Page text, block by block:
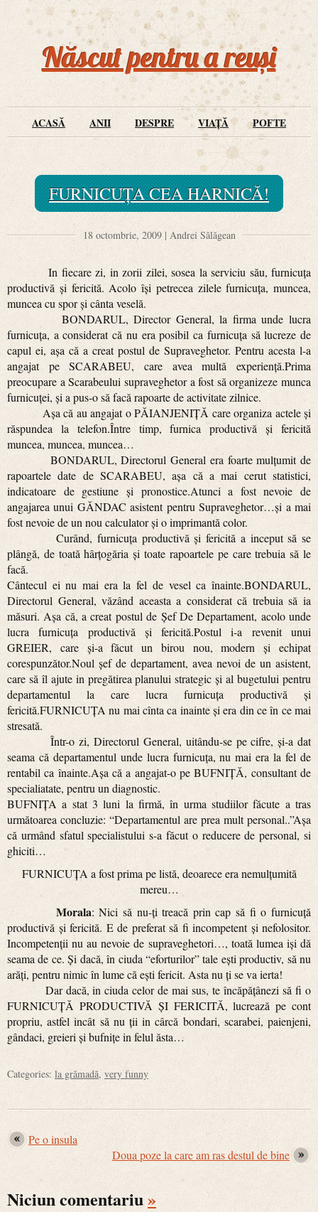
Născut pentru a reuși
ACASĂ ANII DESPRE VIAȚĂ POFTE
FURNICUŢA CEA HARNICĂ!
18 octombrie, 2009 | Andrei Sălăgean
In fiecare zi, in zorii zilei, sosea la serviciu său, furnicuţa
productivă şi fericită. Acolo îşi petrecea zilele furnicuţa, muncea,
muncea cu spor şi cânta veselă.
BONDARUL, Director General, la firma unde lucra
furnicuţa, a considerat că nu era posibil ca furnicuţa să lucreze de
capul ei, aşa că a creat postul de Supraveghetor. Pentru acesta l-a
angajat pe SCARABEU, care avea multă experienţă.Prima
preocupare a Scarabeului supraveghetor a fost să organizeze munca
furnicuţei, şi a pus-o să facă rapoarte de activitate zilnice.
Aşa că au angajat o PĂIANJENIŢĂ care organiza actele şi
răspundea la telefon.Între timp, furnica productivă şi fericită
muncea, muncea, muncea…
BONDARUL, Directorul General era foarte mulţumit de
rapoartele date de SCARABEU, aşa că a mai cerut statistici,
indicatoare de gestiune şi pronostice.Atunci a fost nevoie de
angajarea unui GĂNDAC asistent pentru Supraveghetor…şi a mai
fost nevoie de un nou calculator şi o imprimantă color.
Curând, furnicuţa productivă şi fericită a inceput să se
plângă, de toată hârţogăria şi toate rapoartele pe care trebuia să le
facă.
Cântecul ei nu mai era la fel de vesel ca înainte.BONDARUL,
Directorul General, văzând aceasta a considerat că trebuia să ia
măsuri. Aşa că, a creat postul de Şef De Departament, acolo unde
lucra furnicuţa productivă şi fericită.Postul i-a revenit unui
GREIER, care şi-a făcut un birou nou, modern şi echipat
corespunzător.Noul şef de departament, avea nevoi de un asistent,
care să îl ajute in pregătirea planului strategic şi al bugetului pentru
departamentul la care lucra furnicuţa productivă şi
fericită.FURNICUŢA nu mai cînta ca inainte şi era din ce în ce mai
stresată.
Într-o zi, Directorul General, uitându-se pe cifre, şi-a dat
seama că departamentul unde lucra furnicuţa, nu mai era la fel de
rentabil ca înainte.Aşa că a angajat-o pe BUFNIŢĂ, consultant de
specialiatate, pentru un diagnostic.
BUFNIŢA a stat 3 luni la firmă, în urma studiilor făcute a tras
următoarea concluzie: “Departamentul are prea mult personal..”Aşa
că urmând sfatul specialistului s-a făcut o reducere de personal, si
ghiciti…
FURNICUŢA a fost prima pe listă, deoarece era nemulţumită
mereu…
Morala: Nici să nu-ţi treacă prin cap să fi o furnicuţă
productivă şi fericită. E de preferat să fi incompetent şi nefolositor.
Incompetenţii nu au nevoie de supraveghetori…, toată lumea işi dă
seama de ce. Şi dacă, în ciuda “eforturilor” tale eşti productiv, să nu
arăţi, pentru nimic în lume că eşti fericit. Asta nu ţi se va ierta!
Dar dacă, in ciuda celor de mai sus, te încăpăţânezi să fi o
FURNICUŢĂ PRODUCTIVĂ ŞI FERICITĂ, lucrează pe cont
propriu, astfel incât să nu ţii in cârcă bondari, scarabei, paienjeni,
gândaci, greieri şi bufniţe in felul ăsta…
Categories: la grămadă, very funny
Pe o insula
Doua poze la care am ras destul de bine
Niciun comentariu»